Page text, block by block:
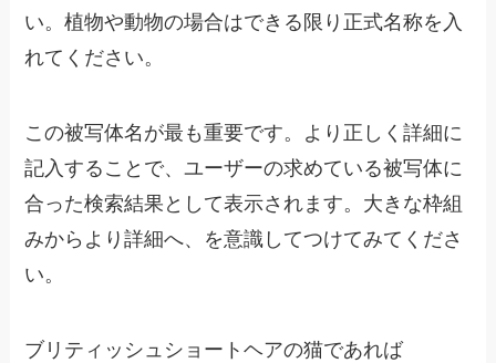
い。植物や動物の場合はできる限り正式名称を入
れてください。
この被写体名が最も重要です。より正しく詳細に
記入することで、ユーザーの求めている被写体に
合った検索結果として表示されます。大きな枠組
みからより詳細へ、を意識してつけてみてくださ
い。
ブリティッシュショートヘアの猫であれば